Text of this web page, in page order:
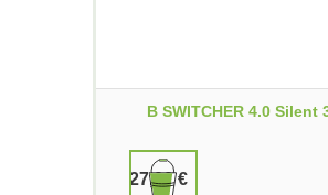
B SWITCHER 4.0 Silent
27,00 €